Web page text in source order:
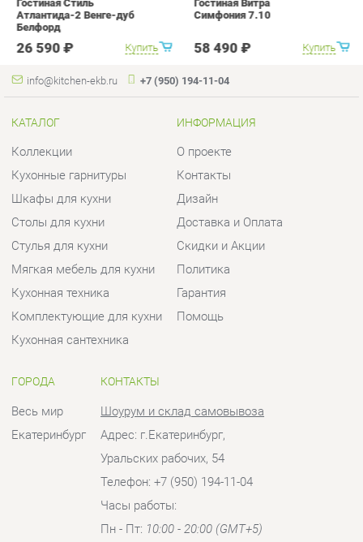
КАТАЛОГ
Коллекции
Шкафы для кухни
Стулья для кухни
Мягкая мебель для кухни
Кухонная техника
Комплектующие для кухни
Кухонная сантехника
ИНФОРМАЦИЯ
Дизайн
Скидки и Акции
Политика
Гарантия
Помощь
ГОРОДА
Весь мир Шоурум и склад самовывоза
Часы работы:
Отправить сообщение
© 2009-2026 Кухни Екатеринбург